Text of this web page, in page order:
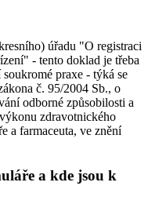
úřadu "O registraci
- tento doklad je třeba
praxe - týká se
č. 95/2004 Sb., o
odborné způsobilosti a
zdravotnického
a farmaceuta, ve znění
a kde jsou k